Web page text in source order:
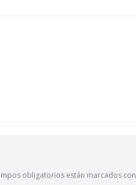
obligatorios están marcados con